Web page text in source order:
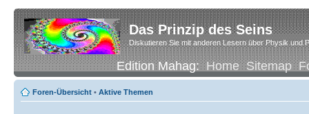
Das Prinzip des Seins
Diskutieren Sie mit anderen Lesern über Physik und
Edition Mahag:Home Sitemap
Foren-Übersicht • Aktive Themen